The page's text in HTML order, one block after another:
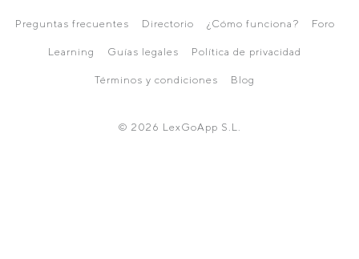
Preguntas frecuentes Directorio ¿Cómo funciona? Foro
Learning Guías legales Política de privacidad
Términos y condiciones Blog
© 2026 LexGoApp S.L.